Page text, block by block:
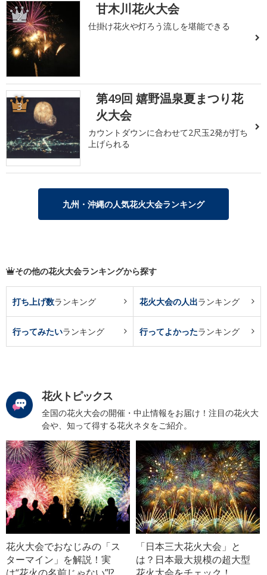
2 甘木川花火大会
仕掛け花火や灯ろう流しを堪能できる
3
第49回 嬉野温泉夏まつり花
火大会
カウントダウンに合わせて2尺玉2発が打ち
上げられる
九州・沖縄の人気花火大会ランキング
その他の花火大会ランキングから探す
打ち上げ数ランキング 花火大会の人出ランキング
行ってみたいランキング 行ってよかったランキング
花火トピックス
全国の花火大会の開催・中止情報をお届け！注目の花火大
会や、知って得する花火ネタをご紹介。
花火大会でおなじみの「ス
ターマイン」を解説！実
は“花火の名前じゃない”!?
「日本三大花火大会」と
は？日本最大規模の超大型
花火大会をチェック！